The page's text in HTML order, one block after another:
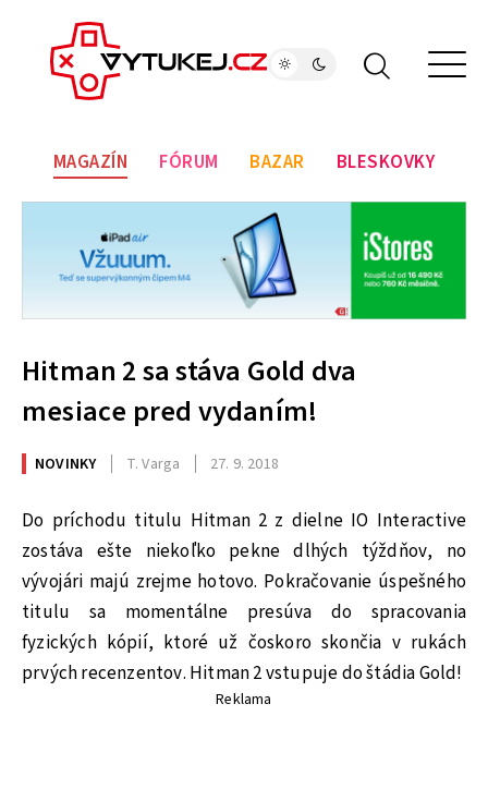
MAGAZÍN FÓRUM BAZAR BLESKOVKY
Hitman 2 sa stáva Gold dva
mesiace pred vydaním!
NOVINKY T. Varga 27. 9. 2018
Do príchodu titulu Hitman 2 z dielne IO Interactive
zostáva ešte niekoľko pekne dlhých týždňov, no
vývojári majú zrejme hotovo. Pokračovanie úspešného
titulu sa momentálne presúva do spracovania
fyzických kópií, ktoré už čoskoro skončia v rukách
prvých recenzentov. Hitman 2 vstupuje do štádia Gold!
Reklama